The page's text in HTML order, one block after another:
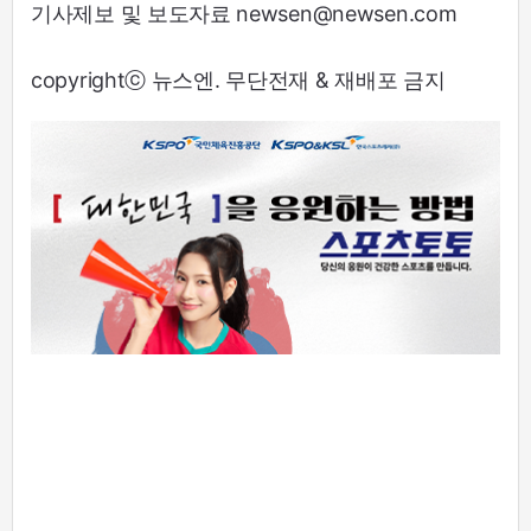
기사제보 및 보도자료 newsen@newsen.com
copyrightⓒ 뉴스엔. 무단전재 & 재배포 금지